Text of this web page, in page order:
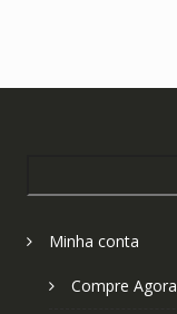
Minha conta
Compre Agora